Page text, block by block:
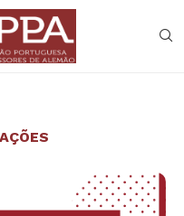
AÇÕES